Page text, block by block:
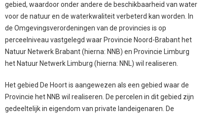
gebied, waardoor onder andere de beschikbaarheid van water
voor de natuur en de waterkwaliteit verbeterd kan worden. In
de Omgevingsverordeningen van de provincies is op
perceelniveau vastgelegd waar Provincie Noord-Brabant het
Natuur Netwerk Brabant (hierna: NNB) en Provincie Limburg
het Natuur Netwerk Limburg (hierna: NNL) wil realiseren.
Het gebied De Hoort is aangewezen als een gebied waar de
Provincie het NNB wil realiseren. De percelen in dit gebied zijn
gedeeltelijk in eigendom van private landeigenaren. De